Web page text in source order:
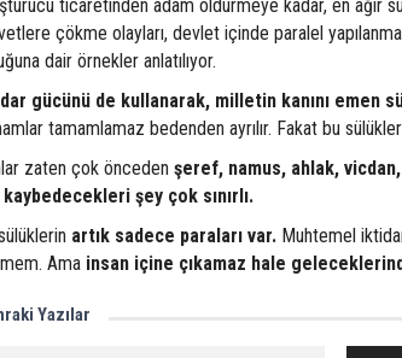
ticaretinden adam öldürmeye kadar, en ağır
çökme olayları, devlet içinde paralel
dair örnekler anlatılıyor.
gücünü de kullanarak, milletin kanını emen
tamamlamaz bedenden ayrılır. Fakat bu
zaten çok önceden şeref, namus, ahlak, vicdan,
kaybedecekleri şey çok sınırlı.
artık sadece paraları var. Muhtemel
Ama insan içine çıkamaz hale
Yazılar